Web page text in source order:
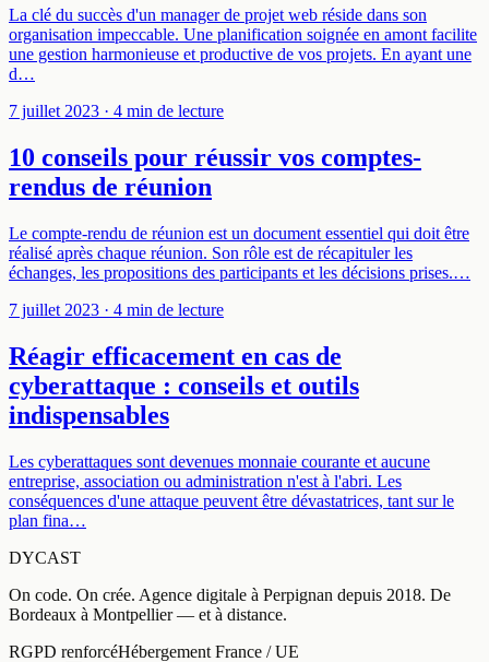
La clé du succès d'un manager de projet web réside dans son
organisation impeccable. Une planification soignée en amont facilite
une gestion harmonieuse et productive de vos projets. En ayant une
d…
7 juillet 2023 · 4 min de lecture
10 conseils pour réussir vos comptes-
rendus de réunion
Le compte-rendu de réunion est un document essentiel qui doit être
réalisé après chaque réunion. Son rôle est de récapituler les
échanges, les propositions des participants et les décisions prises.…
7 juillet 2023 · 4 min de lecture
Réagir efficacement en cas de
cyberattaque : conseils et outils
indispensables
Les cyberattaques sont devenues monnaie courante et aucune
entreprise, association ou administration n'est à l'abri. Les
conséquences d'une attaque peuvent être dévastatrices, tant sur le
plan fina…
DYCAST
On code. On crée. Agence digitale à Perpignan depuis 2018. De
Bordeaux à Montpellier — et à distance.
RGPD renforcéHébergement France / UE